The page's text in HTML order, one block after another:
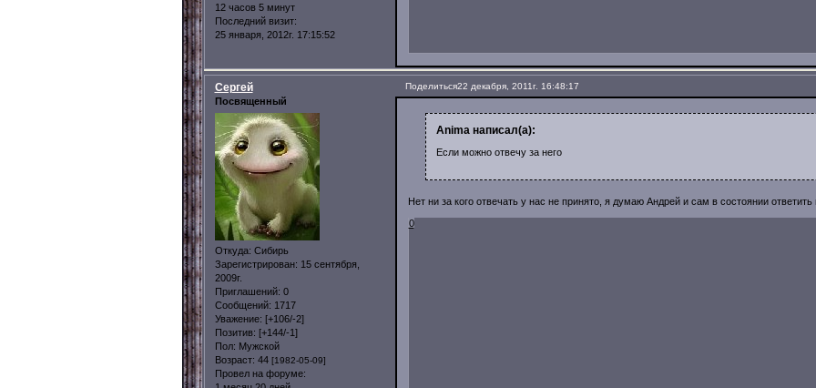
12 часов 5 минут
Последний визит:
25 января, 2012г. 17:15:52
Поделиться22 декабря, 2011г. 16:48:17
Сергей
Посвященный
Откуда: Сибирь
Зарегистрирован: 15 сентября,
2009г.
Приглашений: 0
Сообщений: 1717
Уважение: [+106/-2]
Позитив: [+144/-1]
Пол: Мужской
Возраст: 44 [1982-05-09]
Провел на форуме:
Anima написал(а):
Если можно отвечу за него
Нет ни за кого отвечать у нас не принято, я думаю Андрей и сам в состоянии
0